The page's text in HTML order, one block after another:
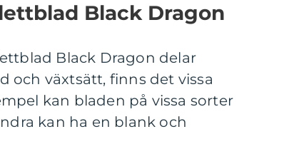
Black Dragon
Black Dragon delar
och växtsätt, finns det vissa
kan bladen på vissa sorter
kan ha en blank och